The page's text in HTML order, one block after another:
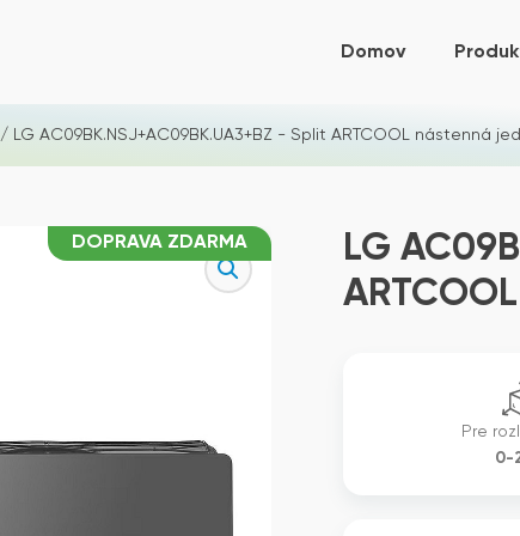
Domov
/ LG AC09BK.NSJ+AC09BK.UA3+BZ - Split ARTCOOL nástenná
DOPRAVA ZDARMA
LG
Pre
0-